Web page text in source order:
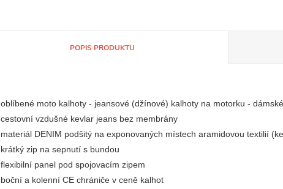
POPIS PRODUKTU
oblíbené moto kalhoty - jeansové (džínové) kalhoty na motorku -
cestovní vzdušné kevlar jeans bez membrány
materiál DENIM podšitý na exponovaných místech aramidovou textilií
krátký zip na sepnutí s bundou
flexibilní panel pod spojovacím zipem
boční a kolenní CE chrániče v ceně kalhot